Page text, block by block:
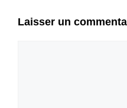
Laisser un